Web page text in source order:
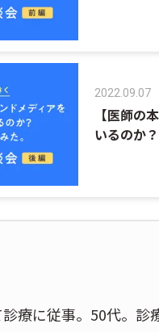
2022.09.07
【医師の
いるのか
療に従事。50代。診